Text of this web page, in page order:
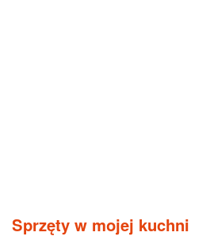
Sprzęty w mojej kuchni